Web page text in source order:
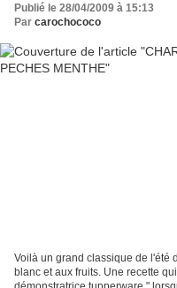
Publié le 28/04/2009 à 15:13
Par carochococo
Voilà un grand classique de l'été
blanc et aux fruits. Une recette